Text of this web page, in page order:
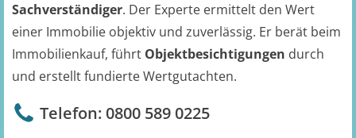
Sachverständiger. Der Experte ermittelt den Wert
einer Immobilie objektiv und zuverlässig. Er berät beim
Immobilienkauf, führt Objektbesichtigungen durch
und erstellt fundierte Wertgutachten.
Telefon: 0800 589 0225